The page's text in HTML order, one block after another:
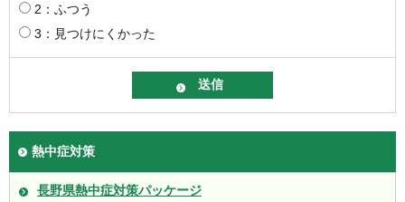
2：ふつう
3：見つけにくかった
熱中症対策
長野県熱中症対策パッケージ